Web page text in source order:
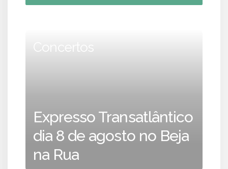
Concertos
Expresso Transatlântico
dia 8 de agosto no Beja
na Rua